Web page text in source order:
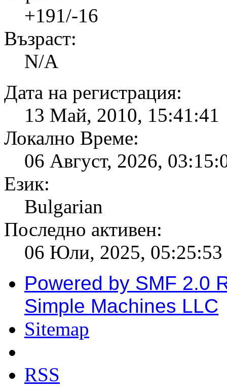
+191/-16
Възраст:
N/A
Дата на регистрация:
13 Май, 2010, 15:41:41
Локално Време:
06 Август, 2026,
Език:
Bulgarian
Последно активен:
06 Юли, 2025, 05:25:53
Powered by SMF 2.0
Simple Machines LLC
Sitemap
RSS